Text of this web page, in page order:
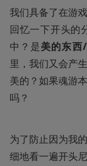
我们具备了在游
回忆一下开头的
中？是美的东西
里，我们又会产
美的？如果魂游
吗？
为了防止因为我
细地看一遍开头